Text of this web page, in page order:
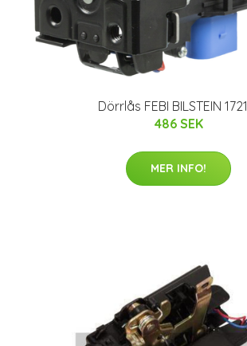
Dörrlås FEBI BILSTEIN
486 SEK
MER INFO!